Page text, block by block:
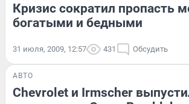
Кризис сократил пропасть
богатыми и бедными
31 июля, 2009, 12:57 431 Обсудить
АВТО
Chevrolet и Irmscher